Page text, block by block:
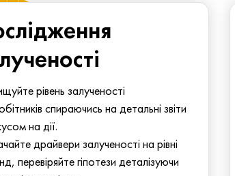
рівень залученості
спираючись на детальні звіти
на дії.
драйвери залученості на рівні
перевіряйте гіпотези деталізуючи